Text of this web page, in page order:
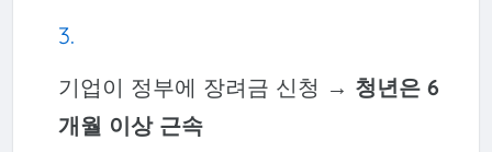
기업이 정부에 장려금 신청 → 청년은 6
개월 이상 근속